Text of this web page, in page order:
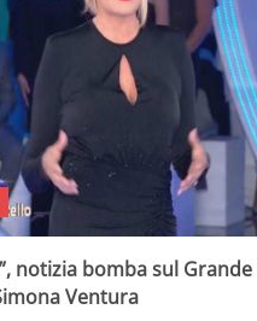
notizia bomba sul
Ventura